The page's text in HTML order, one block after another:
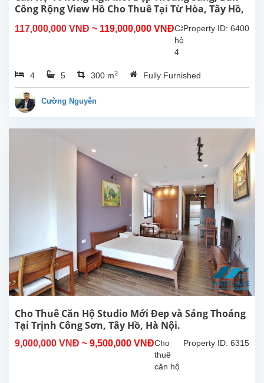
Nội.
hộ
này
ở
Công Rộng View Hồ Cho Thuê Tại Từ Hòa, Tây Hồ,
117,000,000 VNĐ ~ 119,000,000 VNĐ Property ID: 6400
Căn
hộ
4
ngủ
đẹp,
Từ
Hòa,
Tây
Hồ.
Tổng
diện
tích
sử
dụng
300m2,
phòng
lớn
khu...
4 5 300 m2 Fully Furnished
Cường Nguyễn
Cho Thuê Căn Hộ Studio Mới Đep và Sáng Thoáng
Tại Trịnh Công Sơn, Tây Hồ, Hà Nội.
9,000,000 VNĐ ~ 9,500,000 VNĐ Property ID: 6315
Cho
thuê
căn hộ